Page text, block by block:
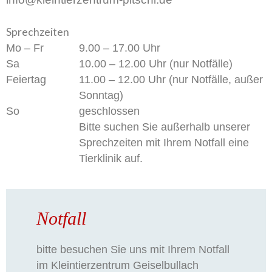
Sprechzeiten
Mo – Fr
9.00 – 17.00 Uhr
Sa
10.00 – 12.00 Uhr (nur Notfälle)
Feiertag
11.00 – 12.00 Uhr (nur Notfälle, außer
Sonntag)
So
geschlossen
Bitte suchen Sie außerhalb unserer
Sprechzeiten mit Ihrem Notfall eine
Tierklinik auf.
Notfall
bitte besuchen Sie uns mit Ihrem Notfall
im Kleintierzentrum Geiselbullach